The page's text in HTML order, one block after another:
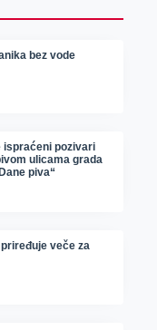
bez vode
ispraćeni pozivari
ulicama grada
piva“
veče za